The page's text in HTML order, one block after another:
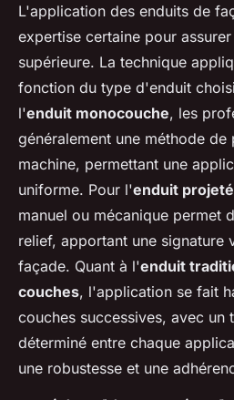
L'application des enduits de
expertise certaine pour
supérieure. La technique
fonction du type d'enduit
l'enduit monocouche, les
généralement une méthode de
machine, permettant une
uniforme. Pour l'enduit projeté
manuel ou mécanique permet
relief, apportant une signature
façade. Quant à l'enduit
couches, l'application se fait
couches successives, avec un
déterminé entre chaque
une robustesse et une